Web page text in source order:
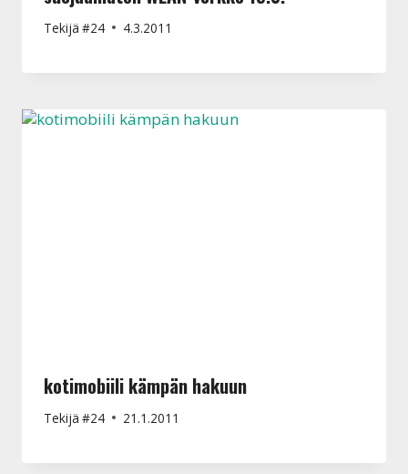
Tekijä #24 4.3.2011
kotimobiili kämpän hakuun
Tekijä #24 21.1.2011